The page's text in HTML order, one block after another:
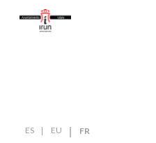
ES EU FR